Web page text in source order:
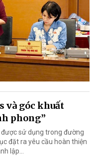
và góc khuất
phong”
được sử dụng trong đường
đặt ra yêu cầu hoàn thiện
lập…